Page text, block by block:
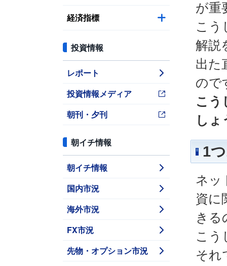
経済指標
投資情報
レポート
投資情報メディア
朝刊・夕刊
朝イチ情報
朝イチ情報
国内市況
海外市況
FX市況
先物・オプション市況
が重
こう
解説
出た
ので
こう
しょ
1
ネッ
資に
きる
こう
それ